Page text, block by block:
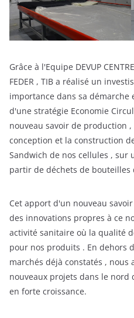
Grâce à l'Equipe DEVUP
FEDER , TIB a réalisé un
importance dans sa démarche
d'une stratégie Economie
nouveau savoir de production
conception et la construction
Sandwich de nos cellules , sur
partir de déchets de bouteilles
Cet apport d'un nouveau
des innovations propres à ce
activité sanitaire où la qualité
pour nos produits . En dehors
marchés déjà constatés , nous
nouveaux projets dans le nord
en forte croissance.